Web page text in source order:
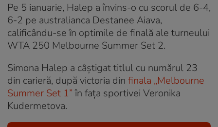
Pe 5 ianuarie, Halep a învins-o cu scorul de 6-4,
6-2 pe australianca Destanee Aiava,
calificându-se în optimile de finală ale turneului
WTA 250 Melbourne Summer Set 2.
Simona Halep a câștigat titlul cu numărul 23
din carieră, după victoria din finala „Melbourne
Summer Set 1”în fața sportivei Veronika
Kudermetova.